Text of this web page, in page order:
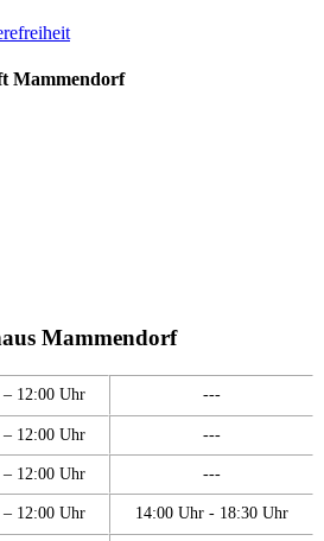
Mammendorf
Mammendorf
12:00 Uhr ---
12:00 Uhr ---
12:00 Uhr ---
12:00 Uhr 14:00 Uhr - 18:30 Uhr